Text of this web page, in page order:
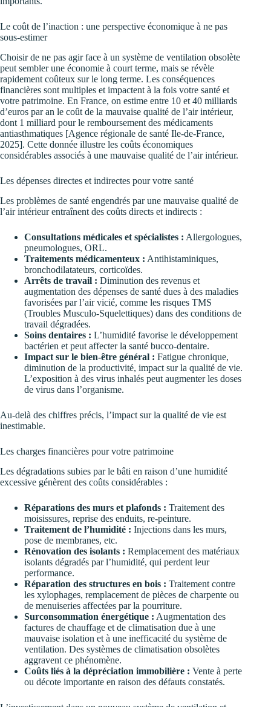
Le coût de l’inaction : une perspective économique à ne pas
sous-estimer
Choisir de ne pas agir face à un système de ventilation obsolète
peut sembler une économie à court terme, mais se révèle
rapidement coûteux sur le long terme. Les conséquences
financières sont multiples et impactent à la fois votre santé et
votre patrimoine. En France, on estime entre 10 et 40 milliards
d’euros par an le coût de la mauvaise qualité de l’air intérieur,
dont 1 milliard pour le remboursement des médicaments
antiasthmatiques [Agence régionale de santé Ile-de-France,
2025]. Cette donnée illustre les coûts économiques
considérables associés à une mauvaise qualité de l’air intérieur.
Les dépenses directes et indirectes pour votre santé
Les problèmes de santé engendrés par une mauvaise qualité de
l’air intérieur entraînent des coûts directs et indirects :
Consultations médicales et spécialistes : Allergologues,
pneumologues, ORL.
Traitements médicamenteux : Antihistaminiques,
bronchodilatateurs, corticoïdes.
Arrêts de travail : Diminution des revenus et
augmentation des dépenses de santé dues à des maladies
favorisées par l’air vicié, comme les risques TMS
(Troubles Musculo-Squelettiques) dans des conditions de
travail dégradées.
Soins dentaires : L’humidité favorise le développement
bactérien et peut affecter la santé bucco-dentaire.
Impact sur le bien-être général : Fatigue chronique,
diminution de la productivité, impact sur la qualité de vie.
L’exposition à des virus inhalés peut augmenter les doses
de virus dans l’organisme.
Au-delà des chiffres précis, l’impact sur la qualité de vie est
inestimable.
Les charges financières pour votre patrimoine
Les dégradations subies par le bâti en raison d’une humidité
excessive génèrent des coûts considérables :
Réparations des murs et plafonds : Traitement des
moisissures, reprise des enduits, re-peinture.
Traitement de l’humidité : Injections dans les murs,
pose de membranes, etc.
Rénovation des isolants : Remplacement des matériaux
isolants dégradés par l’humidité, qui perdent leur
performance.
Réparation des structures en bois : Traitement contre
les xylophages, remplacement de pièces de charpente ou
de menuiseries affectées par la pourriture.
Surconsommation énergétique : Augmentation des
factures de chauffage et de climatisation due à une
mauvaise isolation et à une inefficacité du système de
ventilation. Des systèmes de climatisation obsolètes
aggravent ce phénomène.
Coûts liés à la dépréciation immobilière : Vente à perte
ou décote importante en raison des défauts constatés.